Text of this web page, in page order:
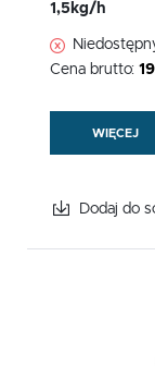
1,5kg/h
Cena brutto:
WIĘCEJ
Dodaj do